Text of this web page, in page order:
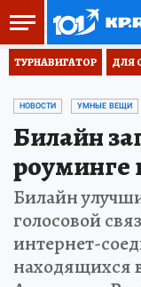
ТУРНАВИГАТОР ДЛЯ
НОВОСТИ УМНЫЕ ВЕЩИ
Билайн
Билайн
голосовой
интернет-
находящихся